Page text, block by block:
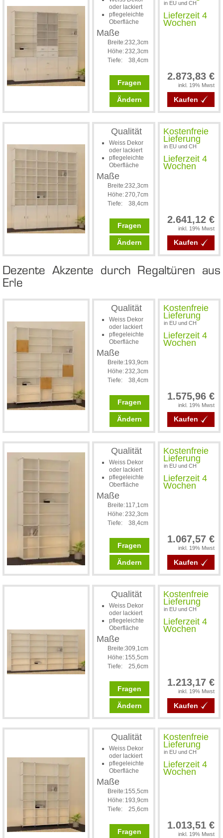
oder lackiert
pflegeleichte
Oberfläche
Maße
Breite:232,3cm
Höhe:232,3cm
Tiefe:
38,4cm
Fragen
Ändern
in EU und CH
Lieferzeit 4
Wochen
2.873,83 €
inkl. 19% Mwst
Kaufen
Qualität
Weiss Dekor
oder lackiert
pflegeleichte
Oberfläche
Maße
Breite:232,3cm
Höhe: 270,7cm
Tiefe:
38,4cm
Fragen
Ändern
Kostenfreie
Lieferung
in EU und CH
Lieferzeit 4
Wochen
2.641,12 €
inkl. 19% Mwst
Kaufen
De­zen­te Ak­zen­te durch Re­gal­tü­ren aus
Er­le
Qualität
Weiss Dekor
oder lackiert
pflegeleichte
Oberfläche
Maße
Breite:193,9cm
Höhe: 232,3cm
Tiefe:
38,4cm
Fragen
Ändern
Kostenfreie
Lieferung
in EU und CH
Lieferzeit 4
Wochen
1.575,96 €
inkl. 19% Mwst
Kaufen
Qualität
Weiss Dekor
oder lackiert
pflegeleichte
Oberfläche
Maße
Breite:117,1cm
Höhe:232,3cm
Tiefe:
38,4cm
Fragen
Ändern
Kostenfreie
Lieferung
in EU und CH
Lieferzeit 4
Wochen
1.067,57 €
inkl. 19% Mwst
Kaufen
Qualität
Weiss Dekor
oder lackiert
pflegeleichte
Oberfläche
Maße
Breite:309,1cm
Höhe: 155,5cm
Tiefe:
25,6cm
Fragen
Ändern
Kostenfreie
Lieferung
in EU und CH
Lieferzeit 4
Wochen
1.213,17 €
inkl. 19% Mwst
Kaufen
Qualität
Weiss Dekor
oder lackiert
pflegeleichte
Oberfläche
Maße
Breite:155,5cm
Höhe: 193,9cm
Tiefe:
25,6cm
Fragen
Kostenfreie
Lieferung
in EU und CH
Lieferzeit 4
Wochen
1.013,51 €
inkl. 19% Mwst